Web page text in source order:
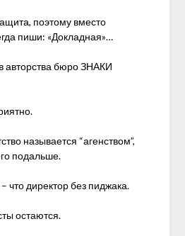
поэтому вместо
пиши: «Докладная»…
авторства бюро ЗНАКИ
называется “агенством”,
подальше.
что директор без пиджака.
остаются.